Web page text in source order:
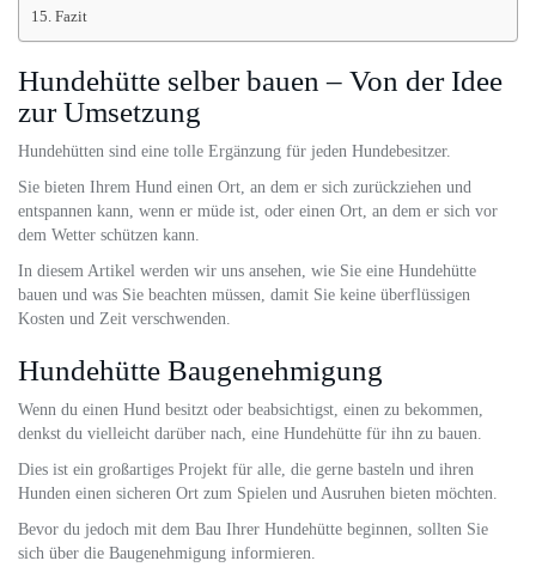
Fazit
Hundehütte selber bauen – Von der Idee
zur Umsetzung
Hundehütten sind eine tolle Ergänzung für jeden Hundebesitzer.
Sie bieten Ihrem Hund einen Ort, an dem er sich zurückziehen und
entspannen kann, wenn er müde ist, oder einen Ort, an dem er sich vor
dem Wetter schützen kann.
In diesem Artikel werden wir uns ansehen, wie Sie eine Hundehütte
bauen und was Sie beachten müssen, damit Sie keine überflüssigen
Kosten und Zeit verschwenden.
Hundehütte Baugenehmigung
Wenn du einen Hund besitzt oder beabsichtigst, einen zu bekommen,
denkst du vielleicht darüber nach, eine Hundehütte für ihn zu bauen.
Dies ist ein großartiges Projekt für alle, die gerne basteln und ihren
Hunden einen sicheren Ort zum Spielen und Ausruhen bieten möchten.
Bevor du jedoch mit dem Bau Ihrer Hundehütte beginnen, sollten Sie
sich über die Baugenehmigung informieren.